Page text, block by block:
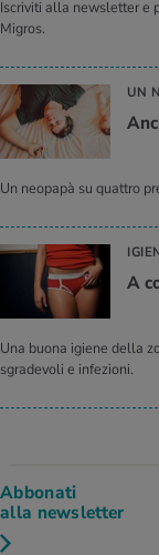
Iscriviti alla newsletter e
Migros.
UN
Un neopapà su quattro
A
Una buona igiene della
sgradevoli e infezioni.
Abbonati
alla newsletter